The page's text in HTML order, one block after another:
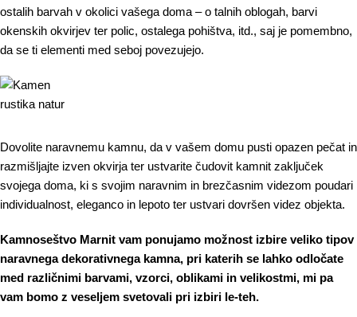
ostalih barvah v okolici vašega doma – o talnih oblogah, barvi
okenskih okvirjev ter polic, ostalega pohištva, itd., saj je pomembno,
da se ti elementi med seboj povezujejo.
Dovolite naravnemu kamnu, da v vašem domu pusti opazen pečat in
razmišljajte izven okvirja ter ustvarite čudovit kamnit zaključek
svojega doma, ki s svojim naravnim in brezčasnim videzom poudari
individualnost, eleganco in lepoto ter ustvari dovršen videz objekta.
Kamnoseštvo Marnit vam ponujamo možnost izbire veliko tipov
naravnega dekorativnega kamna, pri katerih se lahko odločate
med različnimi barvami, vzorci, oblikami in velikostmi, mi pa
vam bomo z veseljem svetovali pri izbiri le-teh.